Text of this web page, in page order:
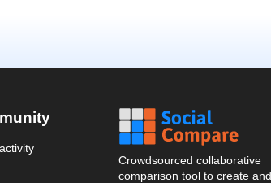
Crowdsourced collaborative
comparison tool to create and